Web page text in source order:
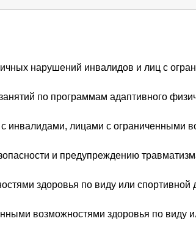
нарушений инвалидов и лиц с
по программам адаптивного
инвалидами, лицами с ограниченными
и предупреждению
здоровья по виду или спортивной
возможностями здоровья по виду